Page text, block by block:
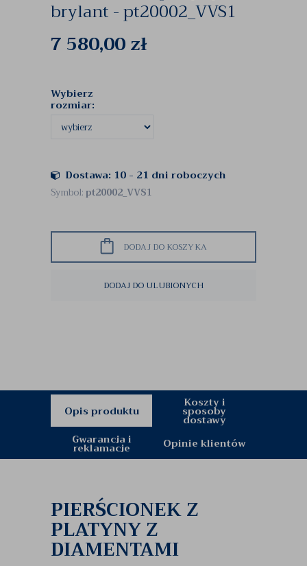
brylant - pt20002_VVS1
7 580,00zł
Wybierz
rozmiar:
Dostawa: 10 - 21 dni roboczych
Symbol:pt20002_VVS1
DODAJ DO KOSZYKA
DODAJ DO ULUBIONYCH
Opis produktu
Koszty i
sposoby
dostawy
Gwarancja i
reklamacje Opinie klientów
PIERŚCIONEK Z
PLATYNY Z
DIAMENTAMI